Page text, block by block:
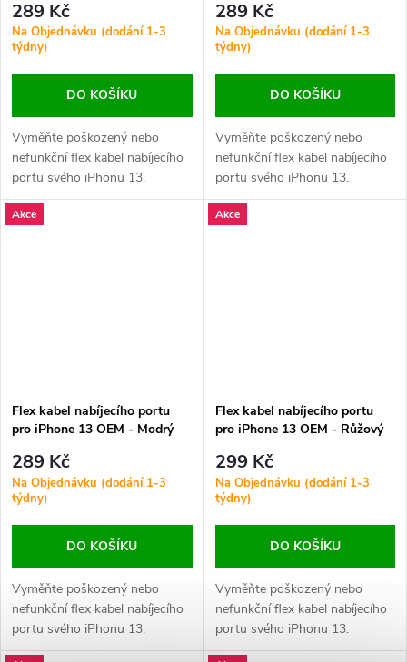
289 Kč
Na Objednávku (dodání 1-3
týdny)
DO KOŠÍKU
Vyměňte poškozený nebo
nefunkční flex kabel nabíjecího
portu svého iPhonu 13.
Zajistěte stabilní nabíjení a
spolehlivý přenos dat.
289 Kč
Na Objednávku (dodání 1-3
týdny)
DO KOŠÍKU
Vyměňte poškozený nebo
nefunkční flex kabel nabíjecího
portu svého iPhonu 13.
Zajistěte stabilní nabíjení a
spolehlivý přenos dat.
Akce
Flex kabel nabíjecího portu
pro iPhone 13 OEM - Modrý
289 Kč
Na Objednávku (dodání 1-3
týdny)
DO KOŠÍKU
Vyměňte poškozený nebo
nefunkční flex kabel nabíjecího
portu svého iPhonu 13.
Zajistěte stabilní nabíjení a
Akce
Flex kabel nabíjecího portu
pro iPhone 13 OEM - Růžový
299 Kč
Na Objednávku (dodání 1-3
týdny)
DO KOŠÍKU
Vyměňte poškozený nebo
nefunkční flex kabel nabíjecího
portu svého iPhonu 13.
Zajistěte stabilní nabíjení a